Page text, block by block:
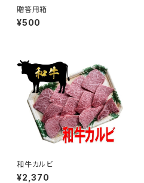
贈答用箱
¥500
和牛カルビ
¥2,370